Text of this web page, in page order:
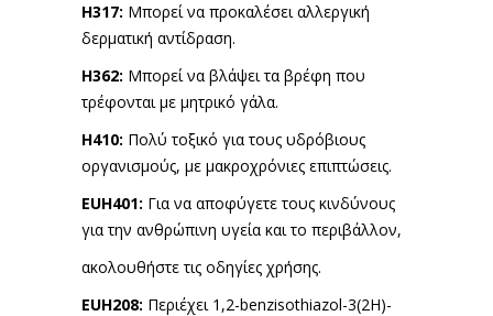
Η317: Μπορεί να προκαλέσει αλλεργική
δερματική αντίδραση.
Η362: Μπορεί να βλάψει τα βρέφη που
τρέφονται με μητρικό γάλα.
Η410: Πολύ τοξικό για τους υδρόβιους
οργανισμούς, με μακροχρόνιες επιπτώσεις.
EUH401: Για να αποφύγετε τους κινδύνους
για την ανθρώπινη υγεία και το περιβάλλον,
ακολουθήστε τις οδηγίες χρήσης.
EUH208: Περιέχει 1,2-benzisothiazol-3(2H)-